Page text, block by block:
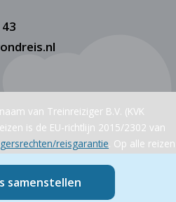
samenstellen
van Treinreiziger B.V. (KVK
is de EU-richtlijn 2015/2302 van
reisgarantie. Op alle reizen
privacyverklaring
. © 2021-2024